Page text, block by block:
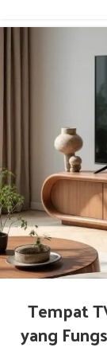
Tempat
yang